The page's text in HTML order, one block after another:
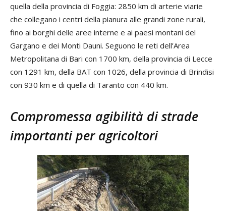
quella della provincia di Foggia: 2850 km di arterie viarie
che collegano i centri della pianura alle grandi zone rurali,
fino ai borghi delle aree interne e ai paesi montani del
Gargano e dei Monti Dauni. Seguono le reti dell’Area
Metropolitana di Bari con 1700 km, della provincia di Lecce
con 1291 km, della BAT con 1026, della provincia di Brindisi
con 930 km e di quella di Taranto con 440 km.
Compromessa agibilità di strade
importanti per agricoltori